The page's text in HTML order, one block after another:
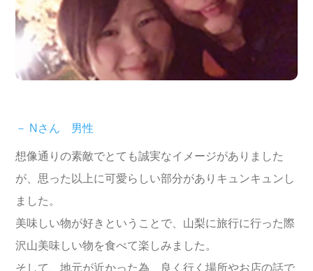
－ Nさん 男性
想像通りの素敵でとても誠実なイメージがありました
が、思った以上に可愛らしい部分がありキュンキュンし
ました。
美味しい物が好きということで、山梨に旅行に行った際
沢山美味しい物を食べて楽しみました。
そして、地元が近かった為、良く行く場所やお店の話で